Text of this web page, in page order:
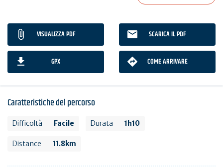
VISUALIZZA PDF SCARICA IL PDF
GPX COME ARRIVARE
Caratteristiche del percorso
Difficoltà Facile Durata 1h10
Distance 11.8km